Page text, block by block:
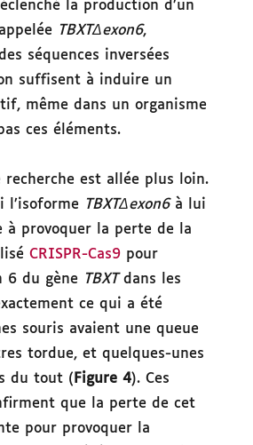
la production d’un
TBXTΔexon6,
séquences inversées
suffisent à induire un
même dans un organisme
ces éléments.
recherche est allée plus loin.
l’isoforme TBXTΔexon6à lui
à provoquer la perte de la
CRISPR-Cas9 pour
6 du gène TBXTdans les
ce qui a été
souris avaient une queue
tordue, et quelques-unes
du tout (Figure 4). Ces
que la perte de cet
pour provoquer la